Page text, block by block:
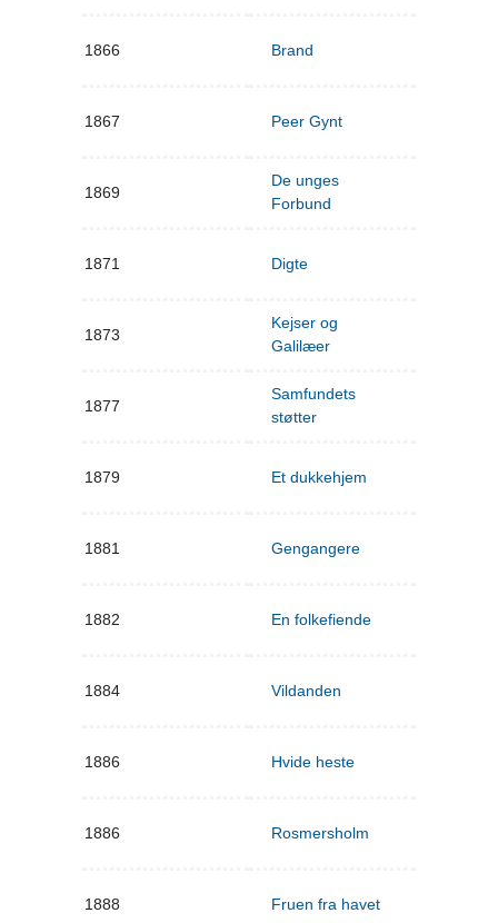
1866 Brand
1867 Peer Gynt
1869
De unges
Forbund
1871 Digte
1873
Kejser og
Galilæer
1877
Samfundets
støtter
1879 Et dukkehjem
1881 Gengangere
1882 En folkefiende
1884 Vildanden
1886 Hvide heste
1886 Rosmersholm
1888 Fruen fra havet